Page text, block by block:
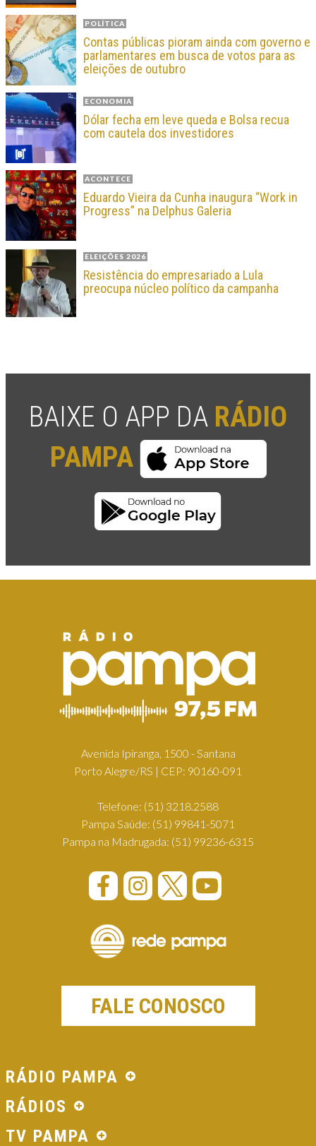
POLÍTICA
Contas públicas pioram ainda com governo e
parlamentares em busca de votos para as
eleições de outubro
ECONOMIA
Dólar fecha em leve queda e Bolsa recua
com cautela dos investidores
ACONTECE
Eduardo Vieira da Cunha inaugura “Work in
Progress” na Delphus Galeria
ELEIÇÕES 2026
Resistência do empresariado a Lula
preocupa núcleo político da campanha
BAIXE O APP DA RÁDIO
PAMPA
Avenida Ipiranga, 1500 - Santana
Porto Alegre/RS | CEP: 90160-091
Telefone: (51) 3218.2588
Pampa Saúde: (51) 99841-5071
Pampa na Madrugada: (51) 99236-6315
FALE CONOSCO
RÁDIO PAMPA
RÁDIOS
TV PAMPA